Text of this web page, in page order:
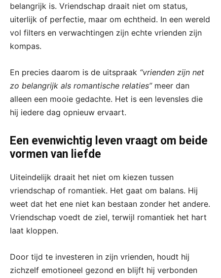
belangrijk is. Vriendschap draait niet om status,
uiterlijk of perfectie, maar om echtheid. In een wereld
vol filters en verwachtingen zijn echte vrienden zijn
kompas.
En precies daarom is de uitspraak “vrienden zijn net
zo belangrijk als romantische relaties”meer dan
alleen een mooie gedachte. Het is een levensles die
hij iedere dag opnieuw ervaart.
Een evenwichtig leven vraagt om beide
vormen van liefde
Uiteindelijk draait het niet om kiezen tussen
vriendschap of romantiek. Het gaat om balans. Hij
weet dat het ene niet kan bestaan zonder het andere.
Vriendschap voedt de ziel, terwijl romantiek het hart
laat kloppen.
Door tijd te investeren in zijn vrienden, houdt hij
zichzelf emotioneel gezond en blijft hij verbonden